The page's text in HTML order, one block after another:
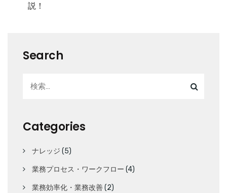
説！
Search
Categories
ナレッジ (5)
業務プロセス・ワークフロー (4)
業務効率化・業務改善(2)